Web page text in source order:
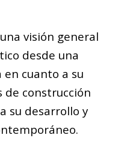
visión general
desde una
cuanto a su
de construcción
su desarrollo y